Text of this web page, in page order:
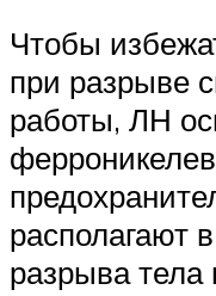
Чтобы
при разрыве
работы, ЛН
располагают
разрыва тела